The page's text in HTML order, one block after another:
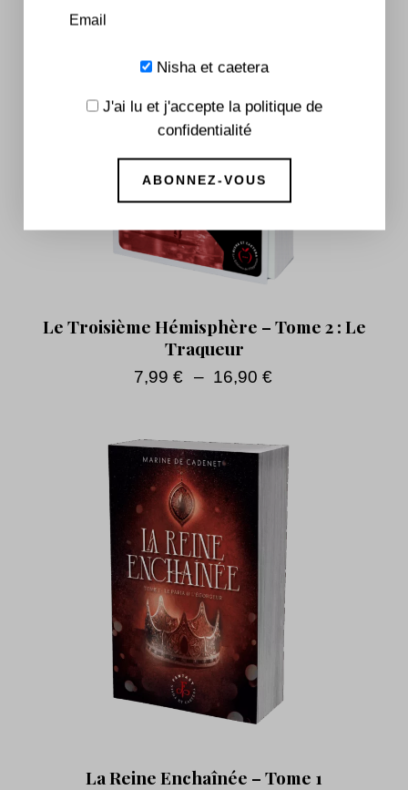
Le Troisième Hémisphère – Tome 2 : Le
Traqueur
7,99 € – 16,90 €
La Reine Enchaînée – Tome 1
Nisha et caetera
J'ai lu et j'accepte la politique de
confidentialité